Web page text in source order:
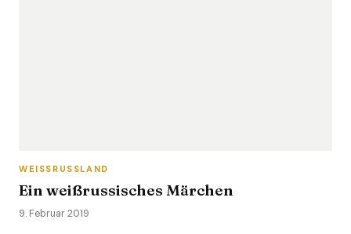
WEISSRUSSLAND
Ein weißrussisches Märchen
9. Februar 2019